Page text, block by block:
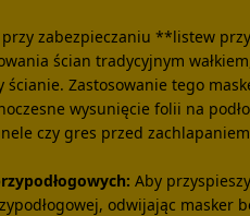
zabezpieczaniu **listew
ścian tradycyjnym
Zastosowanie tego
wysunięcie folii na
czy gres przed
Aby
odwijając masker